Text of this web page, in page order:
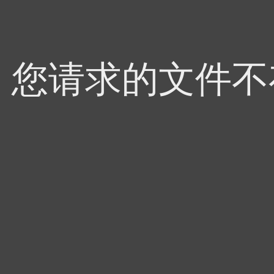
您请求的文件